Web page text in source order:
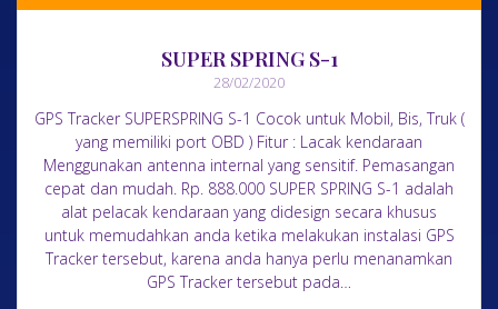
SUPER SPRING S-1
28/02/2020
GPS Tracker SUPERSPRING S-1 Cocok untuk Mobil, Bis, Truk (
yang memiliki port OBD ) Fitur : Lacak kendaraan
Menggunakan antenna internal yang sensitif. Pemasangan
cepat dan mudah. Rp. 888.000 SUPER SPRING S-1 adalah
alat pelacak kendaraan yang didesign secara khusus
untuk memudahkan anda ketika melakukan instalasi GPS
Tracker tersebut, karena anda hanya perlu menanamkan
GPS Tracker tersebut pada…